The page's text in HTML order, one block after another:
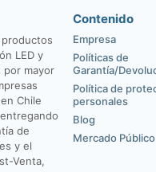
productos
LED y
por mayor
Chile
de
y el
Venta,
Contenido
Empresa
Políticas de
Garantía/
Política de
personales
Blog
Mercado Público